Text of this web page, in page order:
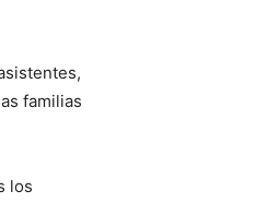
familias
los